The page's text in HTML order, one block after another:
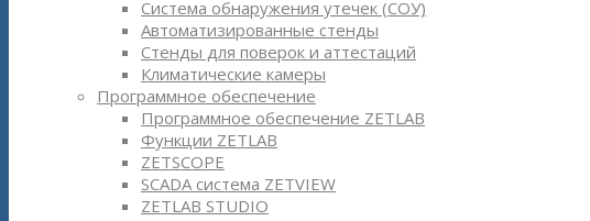
Система обнаружения утечек (СОУ)
Автоматизированные стенды
Стенды для поверок и аттестаций
Климатические камеры
Программное обеспечение
Программное обеспечение ZETLAB
Функции ZETLAB
ZETSCOPE
SCADA система ZETVIEW
ZETLAB STUDIO